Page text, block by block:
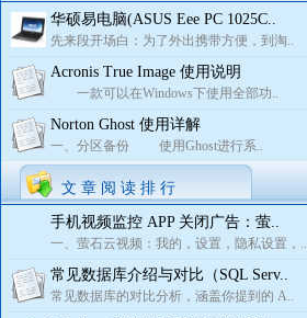
华硕易电脑(ASUS Eee PC 1025C..
先来段开场白：为了外出携带方便，到淘..
Acronis True Image 使用说明
一款可以在Windows下使用全部功..
Norton Ghost 使用详解
一、分区备份 使用Ghost进行系..
文 章 阅 读 排 行
手机视频监控 APP 关闭广告：萤..
一、萤石云视频：我的，设置，隐私设置，..
常见数据库介绍与对比（SQL Serv..
常见数据库的对比分析，涵盖你提到的 A..